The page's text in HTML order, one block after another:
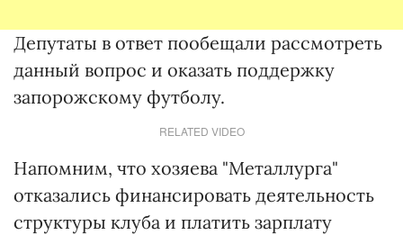
Депутаты в ответ пообещали рассмотреть
данный вопрос и оказать поддержку
запорожскому футболу.
RELATED VIDEO
Напомним, что хозяева "Металлурга"
отказались финансировать деятельность
структуры клуба и платить зарплату